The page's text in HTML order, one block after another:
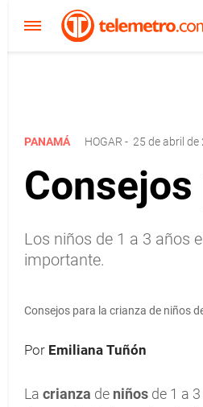
PANAMÁ HOGAR - 25 de abril de
Los niños de 1 a 3 años
importante.
Consejos para la crianza de niños
Por Emiliana Tuñón
La crianza de niños de 1 a